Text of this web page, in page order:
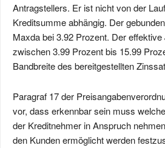
Antragstellers. Er ist nicht von der
Kreditsumme abhängig. Der
Maxda bei 3.92 Prozent. Der
zwischen 3.99 Prozent bis 15.99
Bandbreite des bereitgestellten
Paragraf 17 der
vor, dass erkennbar sein muss
der Kreditnehmer in Anspruch
den Kunden ermöglicht werden